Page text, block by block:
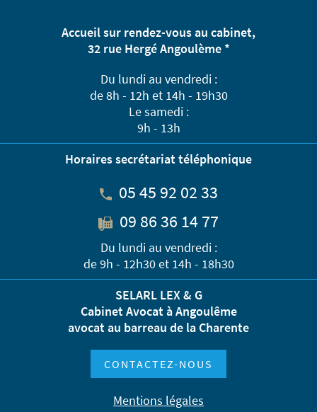
Accueil sur rendez-vous au cabinet,
32 rue Hergé Angoulème *
Du lundi au vendredi :
de 8h - 12h et 14h - 19h30
Le samedi :
9h - 13h
Horaires secrétariat téléphonique
05 45 92 02 33
09 86 36 14 77
Du lundi au vendredi :
de 9h - 12h30 et 14h - 18h30
SELARL LEX & G
Cabinet Avocat à Angoulême
avocat au barreau de la Charente
CONTACTEZ-NOUS
Mentions légales